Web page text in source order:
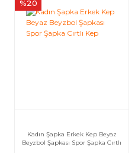
%20
Kadın Şapka Erkek Kep Beyaz
Beyzbol Şapkası Spor Şapka Cırtlı